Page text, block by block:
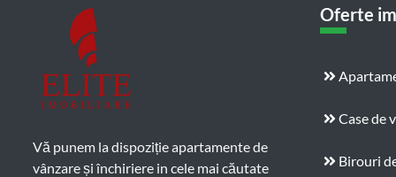
Vă punem la dispoziție apartamente de
vânzare și închiriere in cele mai căutate
Oferte
Case de
Birouri